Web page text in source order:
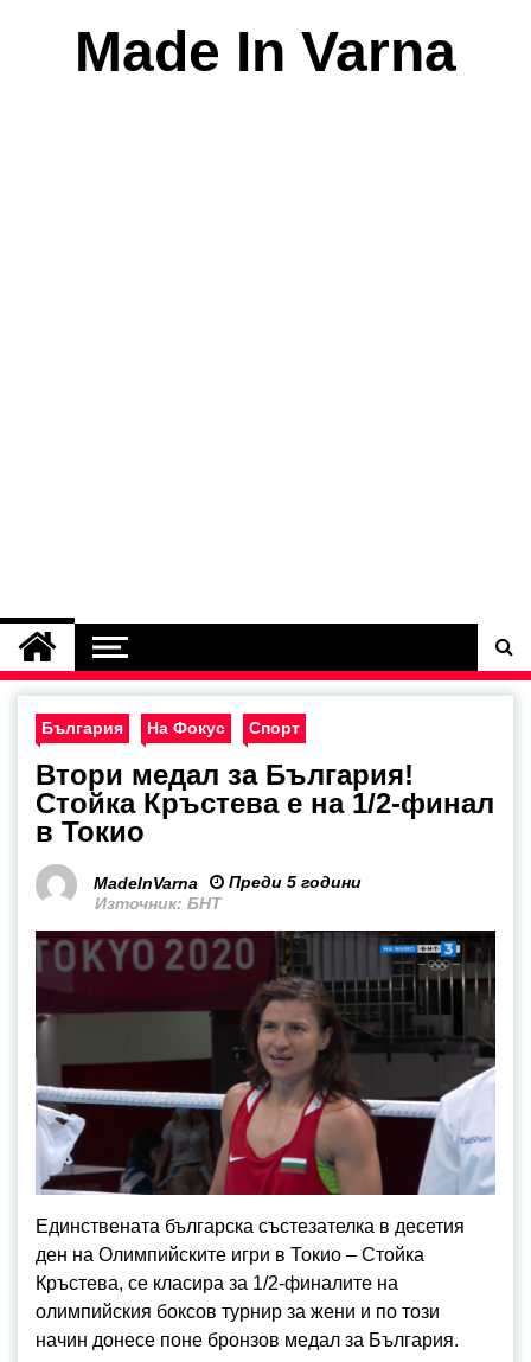
Made In Varna
България На Фокус Спорт
Втори медал за България!
Стойка Кръстева е на 1/2-финал
в Токио
MadeInVarna
Преди 5 години
Източник: БНТ
Единствената българска състезателка в десетия
ден на Олимпийските игри в Токио – Стойка
Кръстева, се класира за 1/2-финалите на
олимпийския боксов турнир за жени и по този
начин донесе поне бронзов медал за България.